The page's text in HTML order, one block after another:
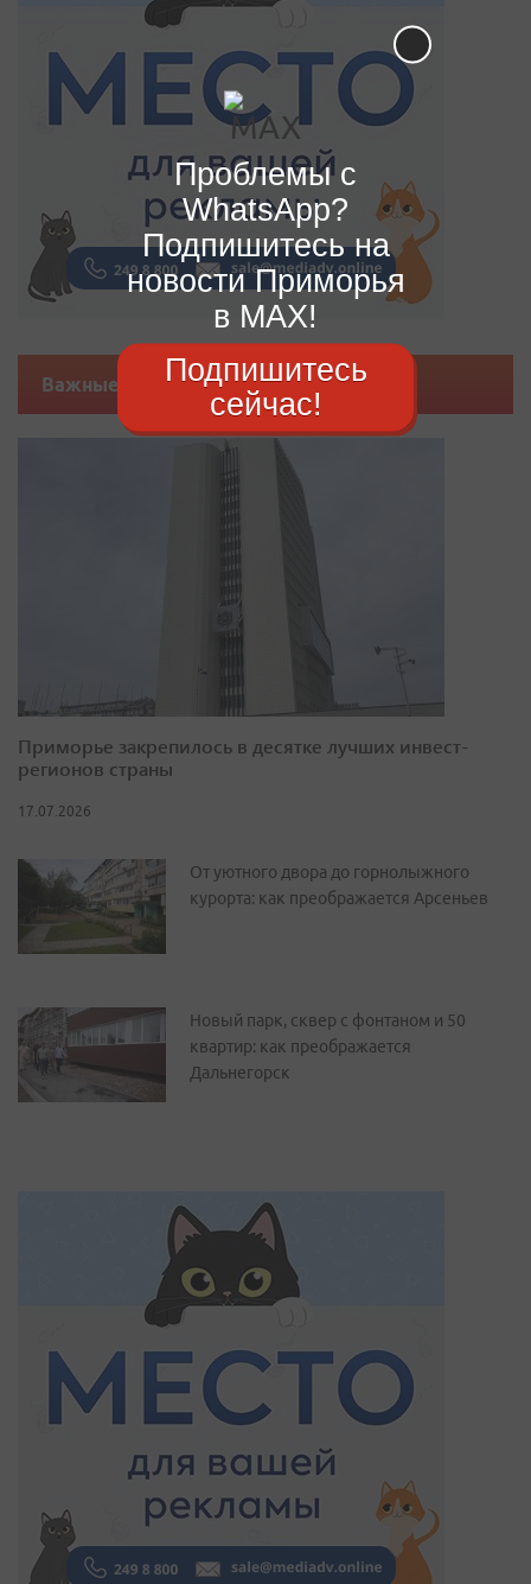
Важные новости
Приморье закрепилось в десятке лучших инвест-
регионов страны
17.07.2026
От уютного двора до горнолыжного
курорта: как преображается Арсеньев
Новый парк, сквер с фонтаном и 50
квартир: как преображается
Дальнегорск
Проблемы с
WhatsApp?
Подпишитесь на
новости Приморья
в MAX!
Подпишитесь
сейчас!